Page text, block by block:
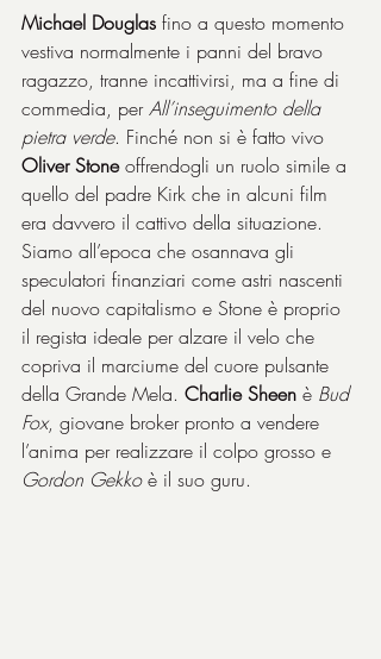
Michael Douglas fino a questo momento
vestiva normalmente i panni del bravo
ragazzo, tranne incattivirsi, ma a fine di
commedia, per All’inseguimento della
pietra verde. Finché non si è fatto vivo
Oliver Stone offrendogli un ruolo simile a
quello del padre Kirk che in alcuni film
era davvero il cattivo della situazione.
Siamo all’epoca che osannava gli
speculatori finanziari come astri nascenti
del nuovo capitalismo e Stone è proprio
il regista ideale per alzare il velo che
copriva il marciume del cuore pulsante
della Grande Mela. Charlie Sheen è Bud
Fox, giovane broker pronto a vendere
l’anima per realizzare il colpo grosso e
Gordon Gekko è il suo guru.